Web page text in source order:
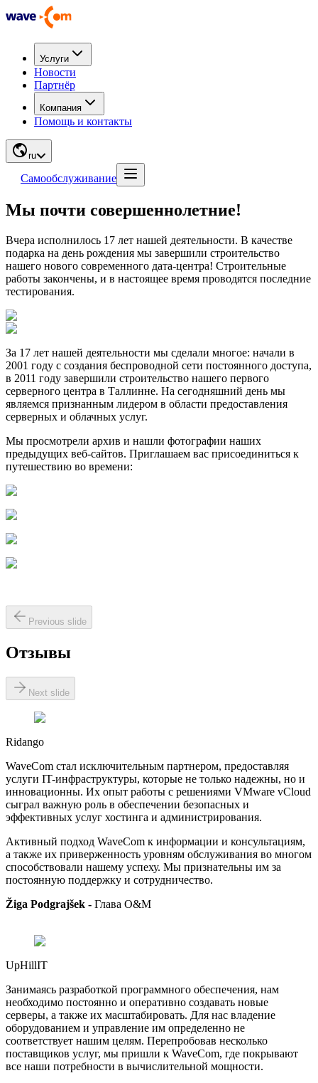
Услуги
Новости
Партнёр
Компания
Помощь и контакты
ru
Самообслуживание
Мы почти совершеннолетние!
Вчера исполнилось 17 лет нашей деятельности. В качестве
подарка на день рождения мы завершили строительство
нашего нового современного дата-центра! Строительные
работы закончены, и в настоящее время проводятся последние
тестирования.
За 17 лет нашей деятельности мы сделали многое: начали в
2001 году с создания беспроводной сети постоянного доступа,
в 2011 году завершили строительство нашего первого
серверного центра в Таллинне. На сегодняшний день мы
являемся признанным лидером в области предоставления
серверных и облачных услуг.
Мы просмотрели архив и нашли фотографии наших
предыдущих веб-сайтов. Приглашаем вас присоединиться к
путешествию во времени:
Previous slide
Отзывы
Next slide
Ridango
WaveCom стал исключительным партнером, предоставляя
услуги IT-инфраструктуры, которые не только надежны, но и
инновационны. Их опыт работы с решениями VMware vCloud
сыграл важную роль в обеспечении безопасных и
эффективных услуг хостинга и администрирования.
Активный подход WaveCom к информации и консультациям,
а также их приверженность уровням обслуживания во многом
способствовали нашему успеху. Мы признательны им за
постоянную поддержку и сотрудничество.
Žiga Podgrajšek - Глава O&M
UpHillIT
Занимаясь разработкой программного обеспечения, нам
необходимо постоянно и оперативно создавать новые
серверы, а также их масштабировать. Для нас владение
оборудованием и управление им определенно не
соответствует нашим целям. Перепробовав несколько
поставщиков услуг, мы пришли к WaveCom, где покрывают
все наши потребности в вычислительной мощности.